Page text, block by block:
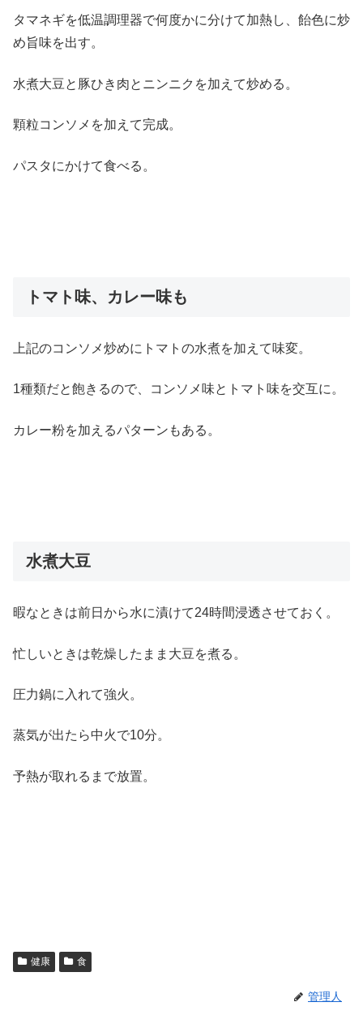
タマネギを低温調理器で何度かに分けて加熱し、飴色に炒
め旨味を出す。
水煮大豆と豚ひき肉とニンニクを加えて炒める。
顆粒コンソメを加えて完成。
パスタにかけて食べる。
トマト味、カレー味も
上記のコンソメ炒めにトマトの水煮を加えて味変。
1種類だと飽きるので、コンソメ味とトマト味を交互に。
カレー粉を加えるパターンもある。
水煮大豆
暇なときは前日から水に漬けて24時間浸透させておく。
忙しいときは乾燥したまま大豆を煮る。
圧力鍋に入れて強火。
蒸気が出たら中火で10分。
予熱が取れるまで放置。
健康 食
管理人